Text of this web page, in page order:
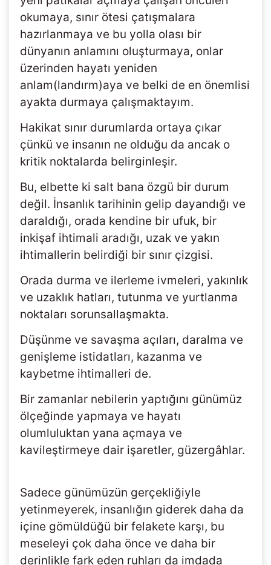
okumaya, sınır ötesi çatışmalara
hazırlanmaya ve bu yolla olası bir
dünyanın anlamını oluşturmaya, onlar
üzerinden hayatı yeniden
anlam(landırm)aya ve belki de en önemlisi
ayakta durmaya çalışmaktayım.
Hakikat sınır durumlarda ortaya çıkar
çünkü ve insanın ne olduğu da ancak o
kritik noktalarda belirginleşir.
Bu, elbette ki salt bana özgü bir durum
değil. İnsanlık tarihinin gelip dayandığı ve
daraldığı, orada kendine bir ufuk, bir
inkişaf ihtimali aradığı, uzak ve yakın
ihtimallerin belirdiği bir sınır çizgisi.
Orada durma ve ilerleme ivmeleri, yakınlık
ve uzaklık hatları, tutunma ve yurtlanma
noktaları sorunsallaşmakta.
Düşünme ve savaşma açıları, daralma ve
genişleme istidatları, kazanma ve
kaybetme ihtimalleri de.
Bir zamanlar nebilerin yaptığını günümüz
ölçeğinde yapmaya ve hayatı
olumluluktan yana açmaya ve
kavileştirmeye dair işaretler, güzergâhlar.
Sadece günümüzün gerçekliğiyle
yetinmeyerek, insanlığın giderek daha da
içine gömüldüğü bir felakete karşı, bu
meseleyi çok daha önce ve daha bir
derinlikle fark eden ruhları da imdada